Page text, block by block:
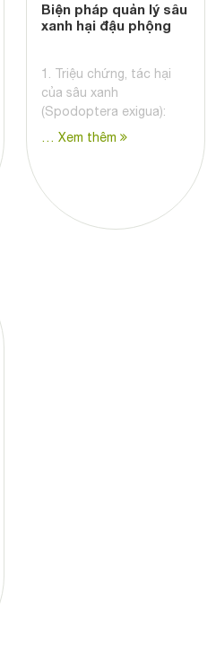
Biện pháp quản lý sâu
xanh hại đậu phộng
1. Triệu chứng, tác hại
của sâu xanh
(Spodoptera exigua):
… Xem thêm